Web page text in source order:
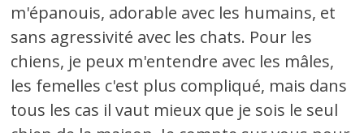
m'épanouis, adorable avec les humains, et
sans agressivité avec les chats. Pour les
chiens, je peux m'entendre avec les mâles,
les femelles c'est plus compliqué, mais dans
tous les cas il vaut mieux que je sois le seul